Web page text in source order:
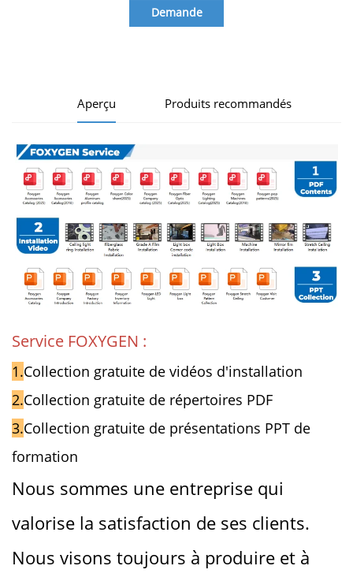
Demande
Aperçu Produits recommandés
Service FOXYGEN :
1.Collection gratuite de vidéos d'installation
2.Collection gratuite de répertoires PDF
3.Collection gratuite de présentations PPT de
formation
Nous sommes une entreprise qui
valorise la satisfaction de ses clients.
Nous visons toujours à produire et à